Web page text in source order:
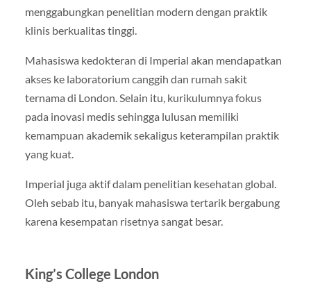
menggabungkan penelitian modern dengan praktik
klinis berkualitas tinggi.
Mahasiswa kedokteran di Imperial akan mendapatkan
akses ke laboratorium canggih dan rumah sakit
ternama di London. Selain itu, kurikulumnya fokus
pada inovasi medis sehingga lulusan memiliki
kemampuan akademik sekaligus keterampilan praktik
yang kuat.
Imperial juga aktif dalam penelitian kesehatan global.
Oleh sebab itu, banyak mahasiswa tertarik bergabung
karena kesempatan risetnya sangat besar.
King’s College London